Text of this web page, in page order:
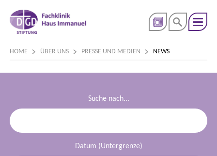
HOME ÜBER UNS PRESSE UND MEDIEN NEWS
Suche nach...
Datum (Untergrenze)